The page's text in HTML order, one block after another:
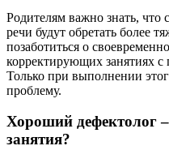
Родителям важно знать,
речи будут обретать более
позаботиться о
корректирующих занятиях
Только при выполнении
проблему.
Хороший дефектолог
занятия?